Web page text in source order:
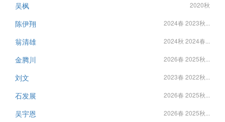
吴枫 2020秋
陈伊翔 2024春 2023秋...
翁清雄 2024秋 2024春...
金腾川 2026春 2025秋...
刘文 2023春 2022秋...
石发展 2026春 2025秋...
吴宇恩 2026春 2025秋...